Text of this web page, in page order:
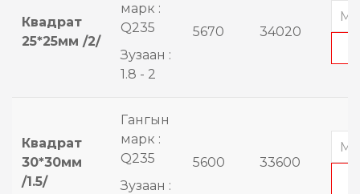
Квадрат
25*25мм /2/
марк :
Q235
Зузаан :
1.8 - 2
5670 34020
Квадрат
30*30мм
/1.5/
Гангын
марк :
Q235
Зузаан :
5600 33600